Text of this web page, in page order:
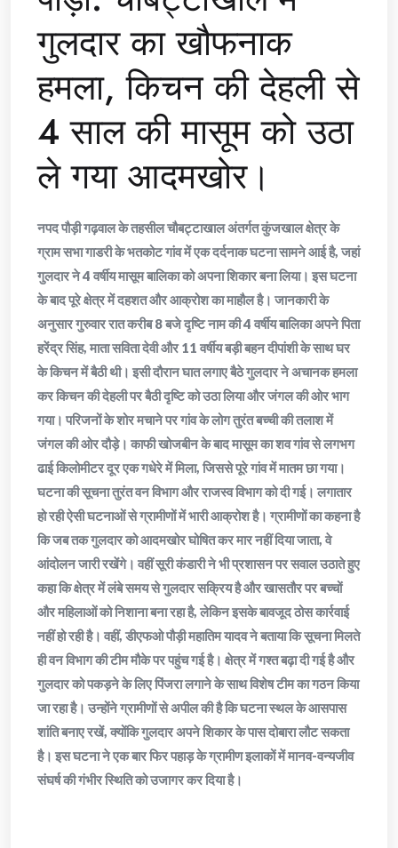
गुलदार का खौफनाक
हमला, किचन की देहली से
4 साल की मासूम को उठा
ले गया आदमखोर।
नपद पौड़ी गढ़वाल के तहसील चौबट्टाखाल अंतर्गत कुंजखाल क्षेत्र के
ग्राम सभा गाडरी के भतकोट गांव में एक दर्दनाक घटना सामने आई है, जहां
गुलदार ने 4 वर्षीय मासूम बालिका को अपना शिकार बना लिया। इस घटना
के बाद पूरे क्षेत्र में दहशत और आक्रोश का माहौल है। जानकारी के
अनुसार गुरुवार रात करीब 8 बजे दृष्टि नाम की 4 वर्षीय बालिका अपने पिता
हरेंद्र सिंह, माता सविता देवी और 11 वर्षीय बड़ी बहन दीपांशी के साथ घर
के किचन में बैठी थी। इसी दौरान घात लगाए बैठे गुलदार ने अचानक हमला
कर किचन की देहली पर बैठी दृष्टि को उठा लिया और जंगल की ओर भाग
गया। परिजनों के शोर मचाने पर गांव के लोग तुरंत बच्ची की तलाश में
जंगल की ओर दौड़े। काफी खोजबीन के बाद मासूम का शव गांव से लगभग
ढाई किलोमीटर दूर एक गधेरे में मिला, जिससे पूरे गांव में मातम छा गया।
घटना की सूचना तुरंत वन विभाग और राजस्व विभाग को दी गई। लगातार
हो रही ऐसी घटनाओं से ग्रामीणों में भारी आक्रोश है। ग्रामीणों का कहना है
कि जब तक गुलदार को आदमखोर घोषित कर मार नहीं दिया जाता, वे
आंदोलन जारी रखेंगे। वहीं सूरी कंडारी ने भी प्रशासन पर सवाल उठाते हुए
कहा कि क्षेत्र में लंबे समय से गुलदार सक्रिय है और खासतौर पर बच्चों
और महिलाओं को निशाना बना रहा है, लेकिन इसके बावजूद ठोस कार्रवाई
नहीं हो रही है। वहीं, डीएफओ पौड़ी महातिम यादव ने बताया कि सूचना मिलते
ही वन विभाग की टीम मौके पर पहुंच गई है। क्षेत्र में गश्त बढ़ा दी गई है और
गुलदार को पकड़ने के लिए पिंजरा लगाने के साथ विशेष टीम का गठन किया
जा रहा है। उन्होंने ग्रामीणों से अपील की है कि घटना स्थल के आसपास
शांति बनाए रखें, क्योंकि गुलदार अपने शिकार के पास दोबारा लौट सकता
है। इस घटना ने एक बार फिर पहाड़ के ग्रामीण इलाकों में मानव-वन्यजीव
संघर्ष की गंभीर स्थिति को उजागर कर दिया है।